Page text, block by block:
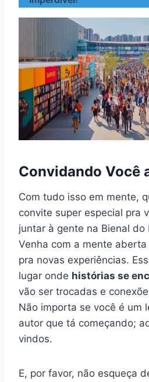
Convidando Você
Com tudo isso em mente,
convite super especial pra
juntar à gente na Bienal do
Venha com a mente
pra novas experiências.
lugar onde histórias se
vão ser trocadas e
Não importa se você é um
autor que tá começando;
vindos.
E, por favor, não esqueça